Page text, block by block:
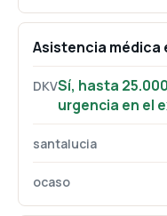
Asistencia médica
Sí, hasta
urgencia en el